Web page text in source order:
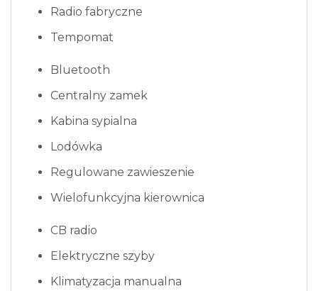
Radio fabryczne
Tempomat
Bluetooth
Centralny zamek
Kabina sypialna
Lodówka
Regulowane zawieszenie
Wielofunkcyjna kierownica
CB radio
Elektryczne szyby
Klimatyzacja manualna